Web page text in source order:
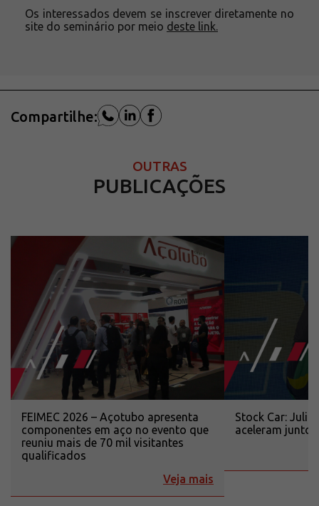
Os interessados devem se inscrever diretamente no
site do seminário por meio deste link.
Compartilhe:
OUTRAS
PUBLICAÇÕES
FEIMEC 2026 – Açotubo apresenta
componentes em aço no evento que
reuniu mais de 70 mil visitantes
qualificados
Veja mais
Stock Car:
aceleram